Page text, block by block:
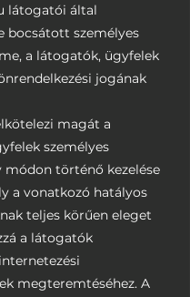
látogatói által
bocsátott személyes
a látogatók, ügyfelek
jogának
magát a
személyes
módon történő kezelése
a vonatkozó hatályos
teljes körűen eleget
a látogatók
megteremtéséhez. A